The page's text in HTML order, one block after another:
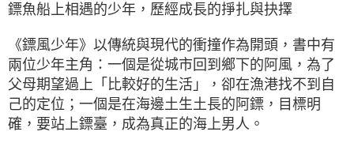
鏢魚船上相遇的少年，歷經成長的掙扎與抉擇
《鏢風少年》以傳統與現代的衝撞作為開頭，書中有
兩位少年主角：一個是從城市回到鄉下的阿風，為了
父母期望過上「比較好的生活」，卻在漁港找不到自
己的定位；一個是在海邊土生土長的阿鏢，目標明
確，要站上鏢臺，成為真正的海上男人。